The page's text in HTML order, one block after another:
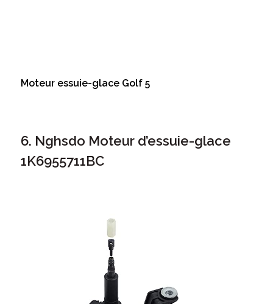
Moteur essuie-glace Golf 5
6. Nghsdo Moteur d’essuie-glace
1K6955711BC